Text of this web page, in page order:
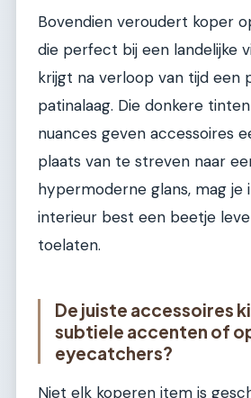
Bovendien veroudert koper
die perfect bij een landelijke
krijgt na verloop van tijd een
patinalaag. Die donkere
nuances geven accessoires
plaats van te streven naar
hypermoderne glans, mag je
interieur best een beetje
toelaten.
De juiste accessoires
subtiele accenten of
eyecatchers?
Niet elk koperen item is